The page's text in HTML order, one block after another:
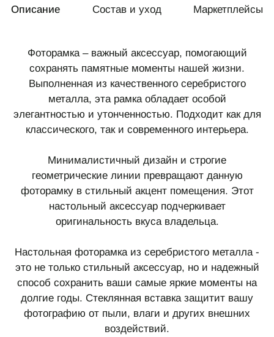
Описание Состав и уход Маркетплейсы
Фоторамка – важный аксессуар, помогающий
сохранять памятные моменты нашей жизни.
Выполненная из качественного серебристого
металла, эта рамка обладает особой
элегантностью и утонченностью. Подходит как для
классического, так и современного интерьера.
Минималистичный дизайн и строгие
геометрические линии превращают данную
фоторамку в стильный акцент помещения. Этот
настольный аксессуар подчеркивает
оригинальность вкуса владельца.
Настольная фоторамка из серебристого металла -
это не только стильный аксессуар, но и надежный
способ сохранить ваши самые яркие моменты на
долгие годы. Стеклянная вставка защитит вашу
фотографию от пыли, влаги и других внешних
воздействий.